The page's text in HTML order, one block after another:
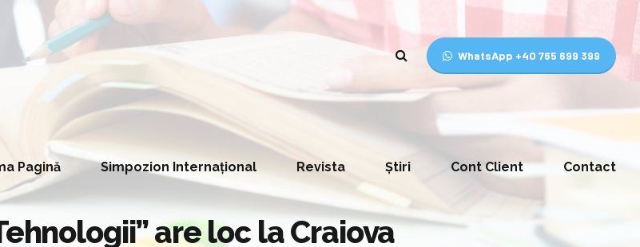
WhatsApp +40 765 699 399
Pagină Simpozion Internațional Revista Știri Cont Client Contact
are loc la Craiova